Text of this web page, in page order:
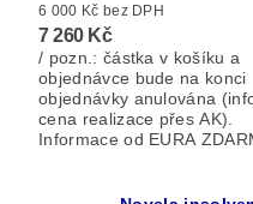
6 000 Kč bez DPH
7 260 Kč
/ pozn.: částka v košíku a
objednávce bude na konci
objednávky anulována
cena realizace přes AK).
Informace od EURA